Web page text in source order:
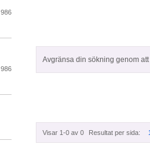
Avgränsa din sökning genom
Visar 1-0 av 0 Resultat per sida:
986
986